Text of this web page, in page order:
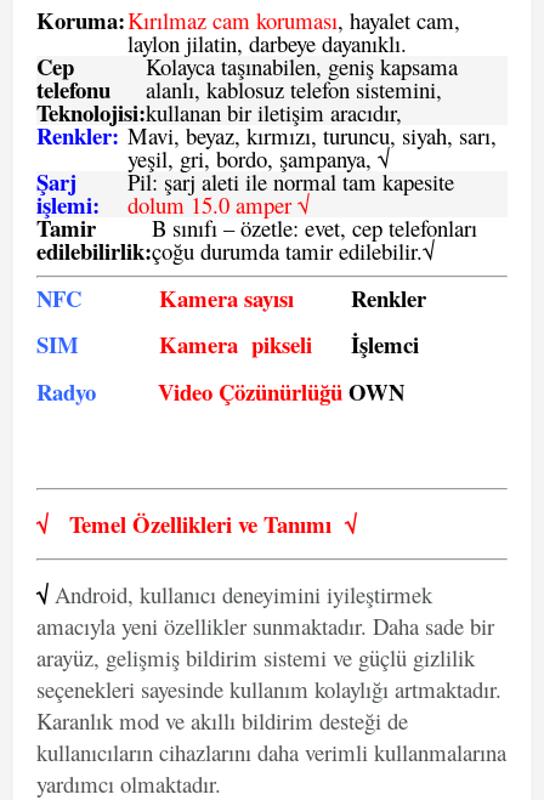
Koruma:Kırılmaz cam koruması, hayalet cam,
laylon jilatin, darbeye dayanıklı.
Cep
telefonu
Teknolojisi:
Kolayca taşınabilen, geniş kapsama
alanlı, kablosuz telefon sistemini,
kullanan bir iletişim aracıdır,
Renkler: Mavi, beyaz, kırmızı, turuncu, siyah, sarı,
yeşil, gri, bordo, şampanya, √
Şarj
işlemi:
Pil: şarj aleti ile normal tam kapesite
dolum 15.0 amper √
Tamir
edilebilirlik:
B sınıfı – özetle: evet, cep telefonları
çoğu durumda tamir edilebilir.√
NFC Kamera sayısı
Renkler
SIM
Kamera pikseli
İşlemci
Radyo
Video ÇözünürlüğüOWN
√ Temel Özellikleri veTanımı √
√ Android, kullanıcı deneyimini iyileştirmek
amacıyla yeni özellikler sunmaktadır. Daha sade bir
arayüz, gelişmiş bildirim sistemi ve güçlü gizlilik
seçenekleri sayesinde kullanım kolaylığı artmaktadır.
Karanlık mod ve akıllı bildirim desteği de
kullanıcıların cihazlarını daha verimli kullanmalarına
yardımcı olmaktadır.